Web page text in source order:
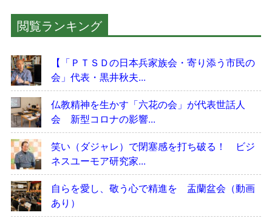
閲覧ランキング
【「ＰＴＳＤの日本兵家族会・寄り添う市民の
会」代表・黒井秋夫...
仏教精神を生かす「六花の会」が代表世話人
会 新型コロナの影響...
笑い（ダジャレ）で閉塞感を打ち破る！ ビジ
ネスユーモア研究家...
自らを愛し、敬う心で精進を 盂蘭盆会（動画
あり）